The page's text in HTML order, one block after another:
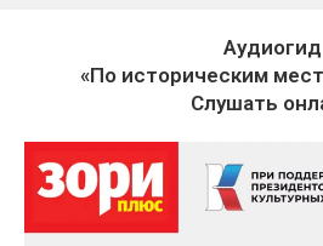
Аудиогид
«По историческим
Слушать